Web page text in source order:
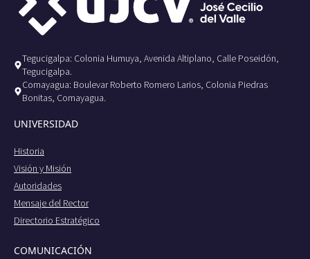
Tegucigalpa: Colonia Humuya, Avenida Altiplano, Calle Poseidón,
Tegucigalpa.
Comayagua: Boulevar Roberto Romero Larios, Colonia Piedras
Bonitas, Comayagua.
UNIVERSIDAD
Historia
Visión y Misión
Autoridades
Mensaje del Rector
Directorio Estratégico
COMUNICACIÓN